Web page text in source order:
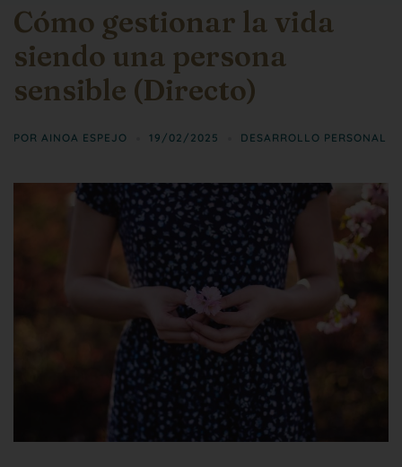
Cómo gestionar la vida
siendo una persona
sensible (Directo)
POR AINOA ESPEJO 19/02/2025 DESARROLLO PERSONAL